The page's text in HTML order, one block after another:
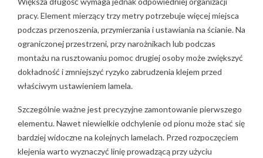
pracy. Element mierzący trzy metry potrzebuje więcej miejsca
podczas przenoszenia, przymierzania i ustawiania na ścianie. Na
ograniczonej przestrzeni, przy narożnikach lub podczas
montażu na rusztowaniu pomoc drugiej osoby może zwiększyć
dokładność i zmniejszyć ryzyko zabrudzenia klejem przed
właściwym ustawieniem lamela.
Szczególnie ważne jest precyzyjne zamontowanie pierwszego
elementu. Nawet niewielkie odchylenie od pionu może stać się
bardziej widoczne na kolejnych lamelach. Przed rozpoczęciem
klejenia warto wyznaczyć linię prowadzącą przy użyciu